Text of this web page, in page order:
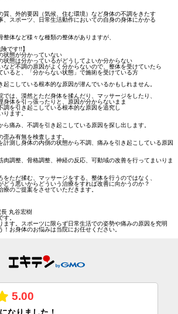
質、外的要因（気候、住む環境）など身体の不調をきたす
、スポーツ、日常生活動作においての自身の身体にかかる
体など様々な種類の整体がありますが、
です!!】
状態が分かっていない
状態は分かっているがどうしてよいか分からない
など不調の原因がよく分からないので、整体を受けていたら
いると、「分からない状態」で施術を受けている方
こしている根本的な原因が潜んでいるかもしれません。
は、漠然とただ身体を揉んだり、マッサージをしたり、
身体を引っ張ったりと、原因が分からないまま
調を引き起こしている根本的な原因を追究し
ます。
痛み、不調を引き起こしている原因を探し出します。
み有無を検査します。
計測し身体の内側の状態から不調、痛みを引き起こしている原因
肉調整、骨格調整、神経の反応、可動域の改善を行ってまいりま
ただ揉む、マッサージをする、整体を行うのではなく、
どう悪いからどういう治療をすれば改善に向かうのか？
のご提案をさせていただきます。
丸谷宏樹
。
ます。スポーツに限らず日常生活での姿勢や痛みの原因を究明
お身体のお悩みは当院にお任せください。